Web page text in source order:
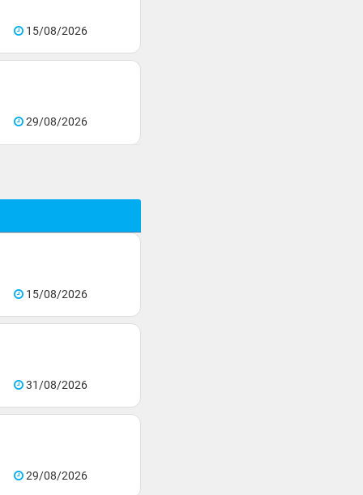
15/08/2026
29/08/2026
15/08/2026
31/08/2026
29/08/2026